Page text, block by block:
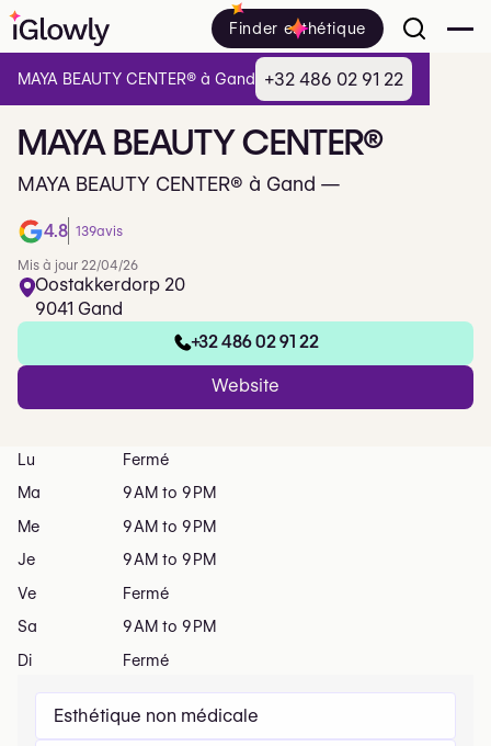
Finder esthétique
MAYABEAUTYCENTER®️
MAYA BEAUTY CENTER®️ à Gand —
4.8 139avis
Mis à jour 22/04/26
Oostakkerdorp 20
9041 Gand
+32 486 02 91 22
Website
Esthétique non médicale
Lu
Fermé
Ma
9 AM to 9 PM
Me
9 AM to 9 PM
Je
9 AM to 9 PM
Ve
Fermé
Sa
9 AM to 9 PM
Di
Fermé
MAYA BEAUTY CENTER®️ à Gand +32 486 02 91 22